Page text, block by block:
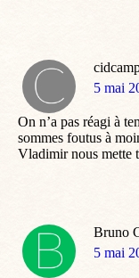
dit
5 mai
On n’a pas réagi à
sommes foutus à
Vladimir nous mette
Bruno
dit
5 mai